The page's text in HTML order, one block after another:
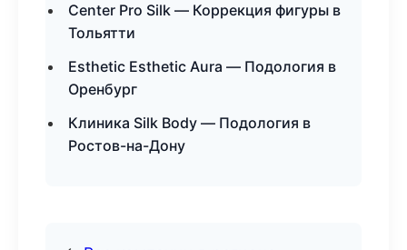
Center Pro Silk — Коррекция фигуры в
Тольятти
Esthetic Esthetic Aura — Подология в
Оренбург
Клиника Silk Body — Подология в
Ростов-на-Дону